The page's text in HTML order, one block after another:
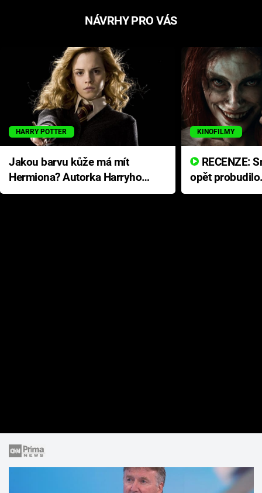
NÁVRHY PRO VÁS
HARRY POTTER
Jakou barvu kůže má mít
Hermiona? Autorka Harryho
Pottera přišla s ráznou
KINOFILMY
opět
přichází s